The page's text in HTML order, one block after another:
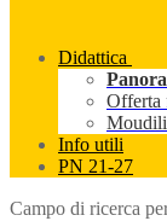
Didattica
Offerta
Info utili
PN 21-27
Campo di ricerca